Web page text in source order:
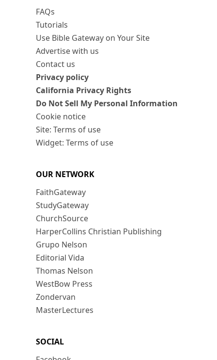
FAQs
Tutorials
Use Bible Gateway on Your Site
Advertise with us
Contact us
Privacy policy
California Privacy Rights
Do Not Sell My Personal Information
Cookie notice
Site: Terms of use
Widget: Terms of use
OUR NETWORK
FaithGateway
StudyGateway
ChurchSource
HarperCollins Christian Publishing
Grupo Nelson
Editorial Vida
Thomas Nelson
WestBow Press
Zondervan
MasterLectures
SOCIAL